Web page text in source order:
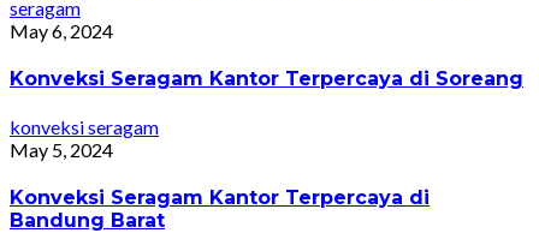
seragam
May 6, 2024
Konveksi Seragam Kantor Terpercaya di Soreang
konveksi seragam
May 5, 2024
Konveksi Seragam Kantor Terpercaya di
Bandung Barat